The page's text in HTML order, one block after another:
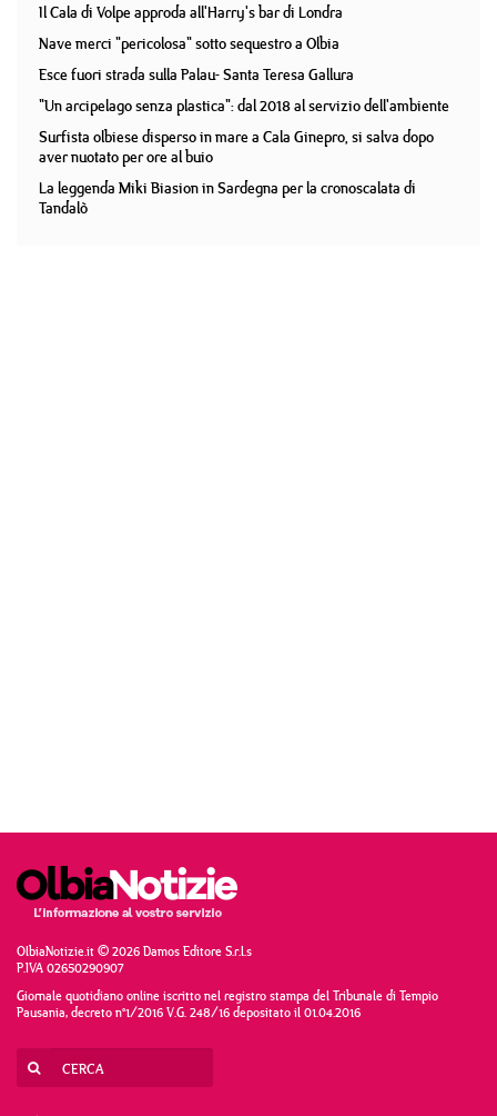
Il Cala di Volpe approda all'Harry's bar di Londra
Nave merci "pericolosa" sotto sequestro a Olbia
Esce fuori strada sulla Palau- Santa Teresa Gallura
"Un arcipelago senza plastica": dal 2018 al servizio dell'ambiente
Surfista olbiese disperso in mare a Cala Ginepro, si salva dopo
aver nuotato per ore al buio
La leggenda Miki Biasion in Sardegna per la cronoscalata di
Tandalò
OlbiaNotizie.it © 2026 Damos Editore S.r.l.s
P.IVA 02650290907
Giornale quotidiano online iscritto nel registro stampa del Tribunale di Tempio
Pausania, decreto n°1/2016 V.G. 248/16 depositato il 01.04.2016